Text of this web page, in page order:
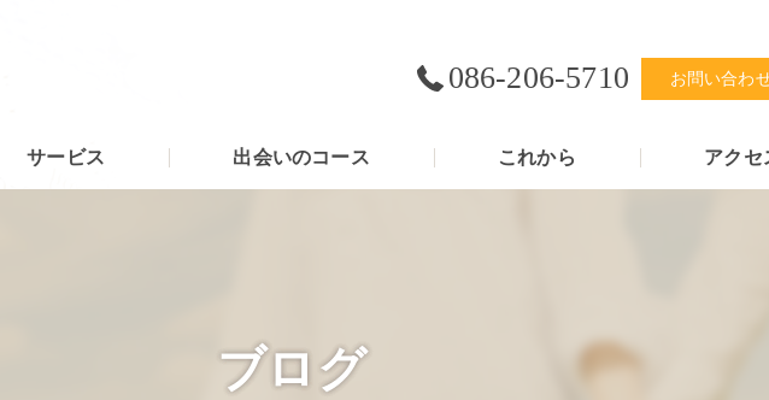
086-206-5710 お問い合わ
サービス 出会いのコース これから アクセ
ブログ